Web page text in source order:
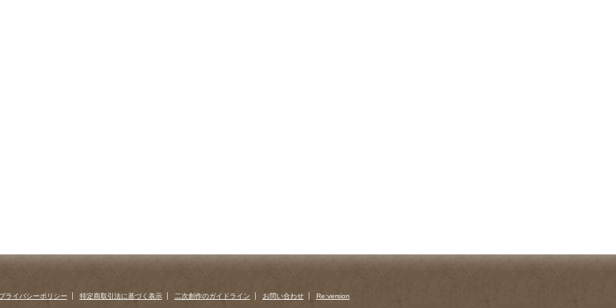
ライバシーポリシー 特定商取引法に基づく表示 二次創作のガイドライン お問い合わせ Re:version